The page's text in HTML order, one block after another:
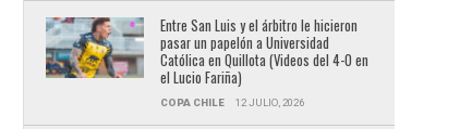
Entre San Luis y el árbitro le hicieron
pasar un papelón a Universidad
Católica en Quillota (Videos del 4-0 en
el Lucio Fariña)
COPA CHILE 12 JULIO, 2026